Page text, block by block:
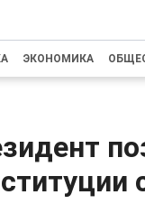
ЭКОНОМИКА